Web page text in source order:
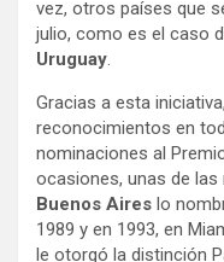
vez, otros países que
julio, como es el caso
Uruguay.
Gracias a esta iniciativa,
reconocimientos en
nominaciones al
ocasiones, unas de
Buenos Aires lo
1989 y en 1993, en
le otorgó la distinción